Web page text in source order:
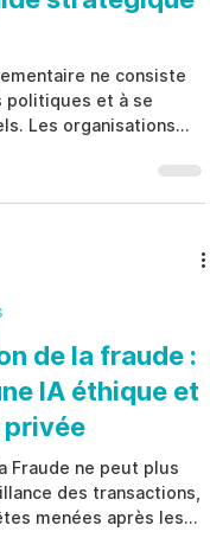
ne consiste
politiques et à se
Les organisations
les contrôles
sont
de la Conformité
de la fraude :
IA éthique et
privée
Fraude ne peut plus
des transactions,
menées après les